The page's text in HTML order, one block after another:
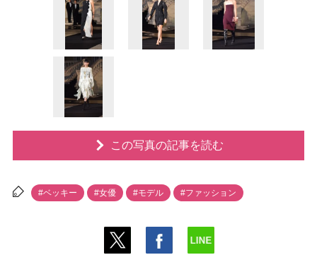
この写真の記事を読む
#ベッキー #女優 #モデル #ファッション